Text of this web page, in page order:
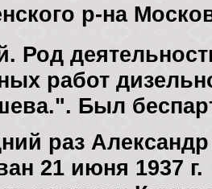
р-на
Род
работ
Был
раз
21 июня 1937 г.